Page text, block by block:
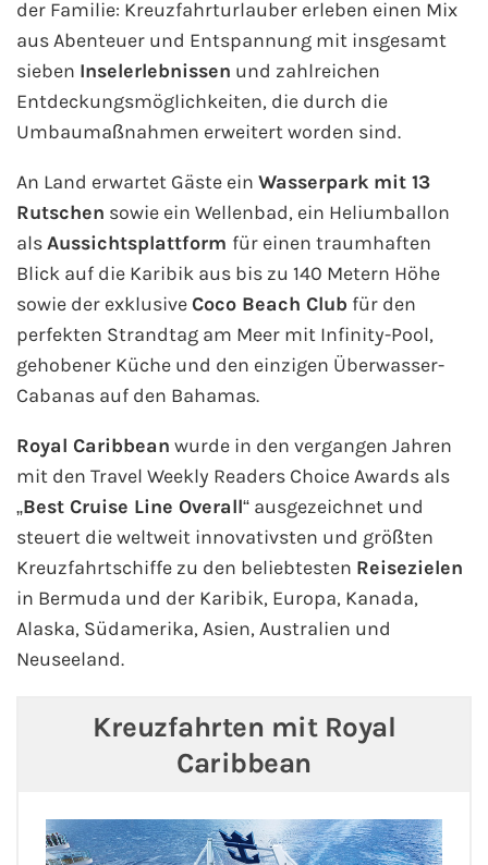
der Familie: Kreuzfahrturlauber erleben einen Mix
aus Abenteuer und Entspannung mit insgesamt
sieben Inselerlebnissen und zahlreichen
Entdeckungsmöglichkeiten, die durch die
Umbaumaßnahmen erweitert worden sind.
An Land erwartet Gäste ein Wasserpark mit 13
Rutschen sowie ein Wellenbad, ein Heliumballon
alsAussichtsplattform für einen traumhaften
Blick auf die Karibik aus bis zu 140 Metern Höhe
sowie der exklusive Coco Beach Club für den
perfekten Strandtag am Meer mit Infinity-Pool,
gehobener Küche und den einzigen Überwasser-
Cabanas auf den Bahamas.
Royal Caribbean wurde in den vergangen Jahren
mit den Travel Weekly Readers Choice Awards als
„Best Cruise Line Overall“ ausgezeichnet und
steuert die weltweit innovativsten und größten
Kreuzfahrtschiffe zu den beliebtesten Reisezielen
in Bermuda und der Karibik, Europa, Kanada,
Alaska, Südamerika, Asien, Australien und
Neuseeland.
Kreuzfahrten mit Royal
Caribbean